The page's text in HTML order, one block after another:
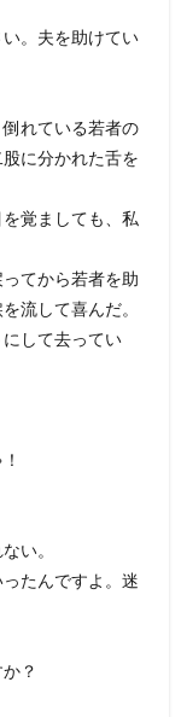
。夫を助けてい
れている若者の
に分かれた舌を
覚ましても、私
てから若者を助
流して喜んだ。
して去ってい
い。
んですよ。迷
？